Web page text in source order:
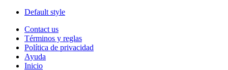
Default style
Contact us
Términos y reglas
Política de privacidad
Ayuda
Inicio